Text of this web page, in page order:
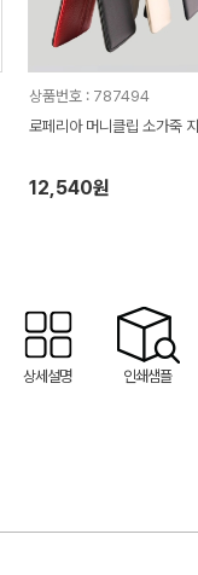
상품번호 : 787494
로페리아 머니클립 소가죽
12,540원
상세설명 인쇄샘플